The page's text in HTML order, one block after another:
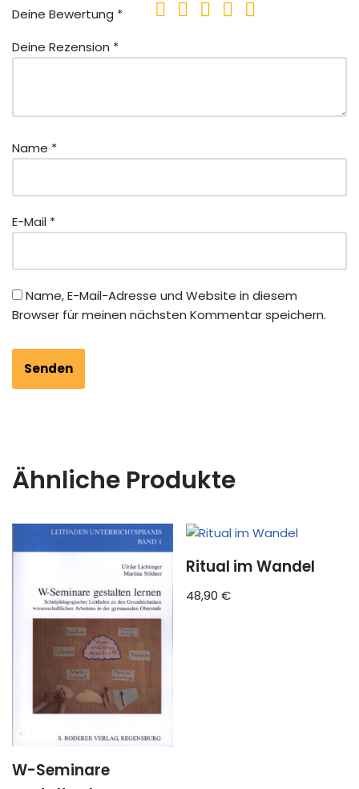
Deine Bewertung *
Deine Rezension *
Name *
E-Mail *
Name, E-Mail-Adresse und Website in diesem
Browser für meinen nächsten Kommentar speichern.
Ähnliche Produkte
W-Seminare
Ritual im Wandel
48,90€